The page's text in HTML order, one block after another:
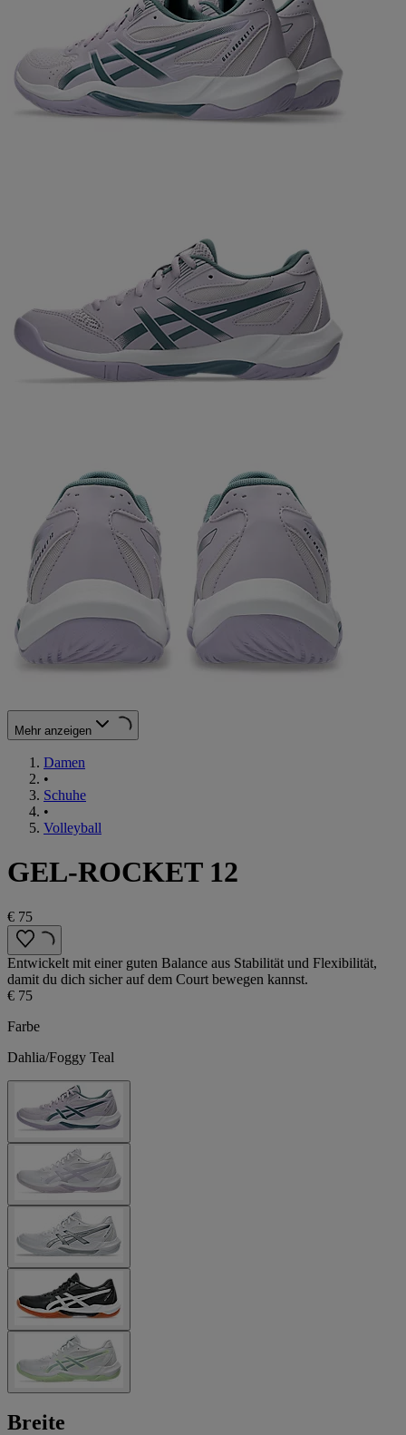
Mehr anzeigen
Damen
•
Schuhe
•
Volleyball
GEL-ROCKET 12
€ 75
Entwickelt mit einer guten Balance aus Stabilität und Flexibilität,
damit du dich sicher auf dem Court bewegen kannst.
€ 75
Farbe
Dahlia/Foggy Teal
Breite